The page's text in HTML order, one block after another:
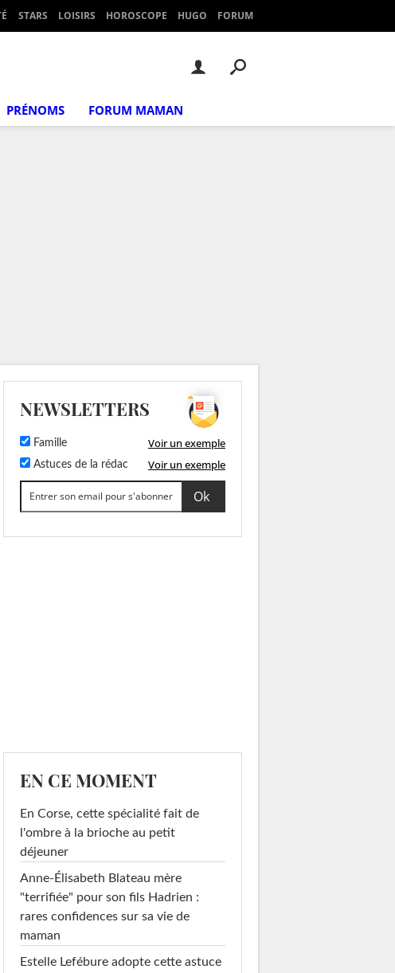
STARS LOISIRS HOROSCOPE HUGO FORUM
PRÉNOMS FORUM MAMAN
NEWSLETTERS
Famille Voir un exemple
Astuces de la rédac Voir un exemple
EN CE MOMENT
En Corse, cette spécialité fait de
l'ombre à la brioche au petit
déjeuner
Anne-Élisabeth Blateau mère
"terrifiée" pour son fils Hadrien :
rares confidences sur sa vie de
maman
Estelle Lefébure adopte cette astuce